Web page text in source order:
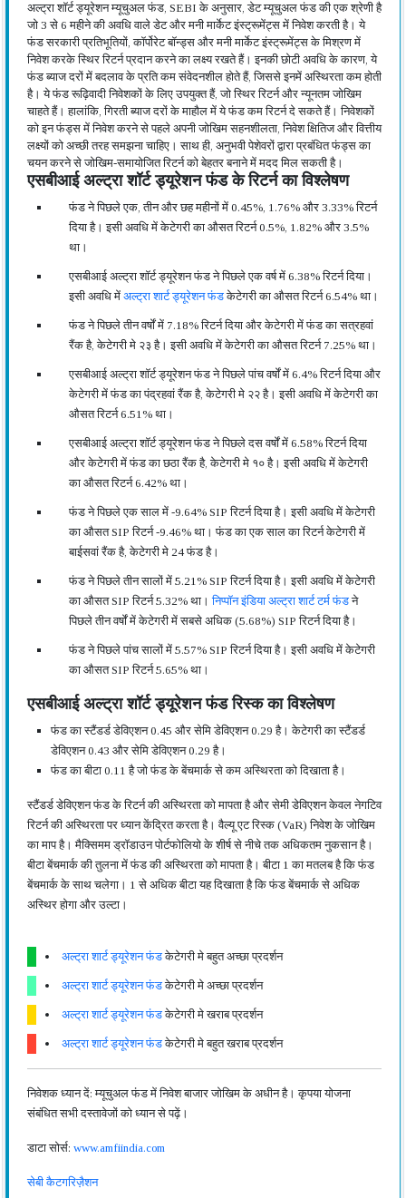
अल्ट्रा शॉर्ट ड्यूरेशन म्यूचुअल फंड, SEBI के अनुसार, डेट म्यूचुअल फंड की एक श्रेणी है
जो 3 से 6 महीने की अवधि वाले डेट और मनी मार्केट इंस्ट्रूमेंट्स में निवेश करती है। ये
फंड सरकारी प्रतिभूतियों, कॉर्पोरेट बॉन्ड्स और मनी मार्केट इंस्ट्रूमेंट्स के मिश्रण में
निवेश करके स्थिर रिटर्न प्रदान करने का लक्ष्य रखते हैं। इनकी छोटी अवधि के कारण, ये
फंड ब्याज दरों में बदलाव के प्रति कम संवेदनशील होते हैं, जिससे इनमें अस्थिरता कम होती
है। ये फंड रूढ़िवादी निवेशकों के लिए उपयुक्त हैं, जो स्थिर रिटर्न और न्यूनतम जोखिम
चाहते हैं। हालांकि, गिरती ब्याज दरों के माहौल में ये फंड कम रिटर्न दे सकते हैं। निवेशकों
को इन फंड्स में निवेश करने से पहले अपनी जोखिम सहनशीलता, निवेश क्षितिज और वित्तीय
लक्ष्यों को अच्छी तरह समझना चाहिए। साथ ही, अनुभवी पेशेवरों द्वारा प्रबंधित फंड्स का
चयन करने से जोखिम-समायोजित रिटर्न को बेहतर बनाने में मदद मिल सकती है।
एसबीआई अल्ट्रा शॉर्ट ड्यूरेशन फंड के रिटर्न का विश्लेषण
फंड ने पिछले एक, तीन और छह महीनों में 0.45%, 1.76% और 3.33% रिटर्न
दिया है। इसी अवधि में केटेगरी का औसत रिटर्न 0.5%, 1.82% और 3.5%
था।
एसबीआई अल्ट्रा शॉर्ट ड्यूरेशन फंड ने पिछले एक वर्ष में 6.38% रिटर्न दिया।
इसी अवधि में अल्ट्रा शार्ट ड्यूरेशन फंडकेटेगरी का औसत रिटर्न 6.54% था।
फंड ने पिछले तीन वर्षों में 7.18% रिटर्न दिया और केटेगरी में फंड का सत्रहवां
रैंक है, केटेगरी मे २३ है। इसी अवधि में केटेगरी का औसत रिटर्न 7.25% था।
एसबीआई अल्ट्रा शॉर्ट ड्यूरेशन फंड ने पिछले पांच वर्षों में 6.4% रिटर्न दिया और
केटेगरी में फंड का पंद्रहवां रैंक है, केटेगरी मे २२ है। इसी अवधि में केटेगरी का
औसत रिटर्न 6.51% था।
एसबीआई अल्ट्रा शॉर्ट ड्यूरेशन फंड ने पिछले दस वर्षों में 6.58% रिटर्न दिया
और केटेगरी में फंड का छठा रैंक है, केटेगरी मे १० है। इसी अवधि में केटेगरी
का औसत रिटर्न 6.42% था।
फंड ने पिछले एक साल में -9.64% SIP रिटर्न दिया है। इसी अवधि में केटेगरी
का औसत SIP रिटर्न -9.46% था। फंड का एक साल का रिटर्न केटेगरी में
बाईसवां रैंक है, केटेगरी मे 24 फंड है।
फंड ने पिछले तीन सालों में 5.21% SIP रिटर्न दिया है। इसी अवधि में केटेगरी
का औसत SIP रिटर्न 5.32% था।निप्पॉन इंडिया अल्ट्रा शार्ट टर्म फंडने
पिछले तीन वर्षों में केटेगरी में सबसे अधिक (5.68%) SIP रिटर्न दिया है।
फंड ने पिछले पांच सालों में 5.57% SIP रिटर्न दिया है। इसी अवधि में केटेगरी
का औसत SIP रिटर्न 5.65% था।
एसबीआई अल्ट्रा शॉर्ट ड्यूरेशन फंड रिस्क का विश्लेषण
फंड का स्टैंडर्ड डेविएशन 0.45 और सेमि डेविएशन 0.29 है। केटेगरी का स्टैंडर्ड
डेविएशन 0.43 और सेमि डेविएशन 0.29 है।
फंड का बीटा 0.11 है जो फंड के बेंचमार्क से कम अस्थिरता को दिखाता है।
स्टैंडर्ड डेविएशन फंड के रिटर्न की अस्थिरता को मापता है और सेमी डेविएशन केवल नेगटिव
रिटर्न की अस्थिरता पर ध्यान केंद्रित करता है। वैल्यू एट रिस्क (VaR) निवेश के जोखिम
का माप है। मैक्सिमम ड्रॉडाउन पोर्टफोलियो के शीर्ष से नीचे तक अधिकतम नुकसान है।
बीटा बेंचमार्क की तुलना में फंड की अस्थिरता को मापता है। बीटा 1 का मतलब है कि फंड
बेंचमार्क के साथ चलेगा। 1 से अधिक बीटा यह दिखाता है कि फंड बेंचमार्क से अधिक
अस्थिर होगा और उल्टा।
अल्ट्रा शार्ट ड्यूरेशन फंडकेटेगरी मे बहुत अच्छा प्रदर्शन
अल्ट्रा शार्ट ड्यूरेशन फंडकेटेगरी मे अच्छा प्रदर्शन
अल्ट्रा शार्ट ड्यूरेशन फंडकेटेगरी मे खराब प्रदर्शन
अल्ट्रा शार्ट ड्यूरेशन फंडकेटेगरी मे बहुत खराब प्रदर्शन
निवेशक ध्यान दें: म्यूचुअल फंड में निवेश बाजार जोखिम के अधीन है। कृपया योजना
संबंधित सभी दस्तावेजों को ध्यान से पढ़ें।
डाटा सोर्स: www.amfiindia.com
सेबी कैटगरिज़ैशन